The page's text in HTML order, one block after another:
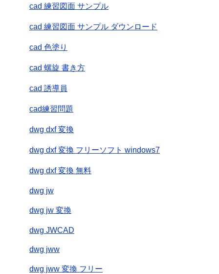
cad 練習図面 サンプル
cad 練習図面 サンプル ダウンロード
cad 色塗り
cad 螺旋 書き方
cad 誘導員
cad練習問題
dwg dxf 変換
dwg dxf 変換 フリーソフト windows7
dwg dxf 変換 無料
dwg jw
dwg jw 変換
dwg JWCAD
dwg jww
dwg jww 変換 フリー